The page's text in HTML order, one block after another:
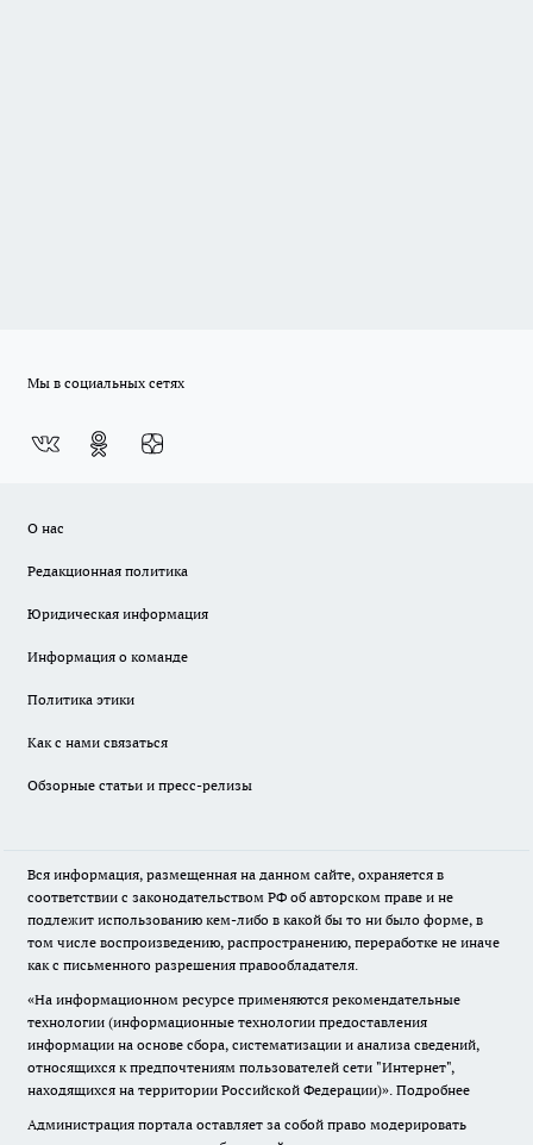
Мы в социальных сетях
О нас
Редакционная политика
Юридическая информация
Информация о команде
Политика этики
Как с нами связаться
Обзорные статьи и пресс-релизы
Вся информация, размещенная на данном сайте, охраняется в
соответствии с законодательством РФ об авторском праве и не
подлежит использованию кем-либо в какой бы то ни было форме, в
том числе воспроизведению, распространению, переработке не иначе
как с письменного разрешения правообладателя.
«На информационном ресурсе применяются рекомендательные
технологии (информационные технологии предоставления
информации на основе сбора, систематизации и анализа сведений,
относящихся к предпочтениям пользователей сети "Интернет",
находящихся на территории Российской Федерации)». Подробнее
Администрация портала оставляет за собой право модерировать